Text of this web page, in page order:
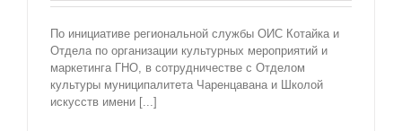
По инициативе региональной службы ОИС Котайка и
Отдела по организации культурных мероприятий и
маркетинга ГНО, в сотрудничестве с Отделом
культуры муниципалитета Чаренцавана и Школой
искусств имени [...]